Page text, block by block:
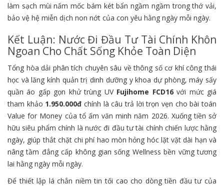
làm sạch mùi nấm mốc bám két bẩn ngầm ngầm trong thớ vải,
bảo vệ hệ miễn dịch non nớt của con yêu hằng ngày mỗi ngày.
Kết Luận: Nước Đi Đầu Tư Tài Chính Khôn
Ngoan Cho Chất Sống Khỏe Toàn Diện
Tổng hòa dải phân tích chuyên sâu về thông số cơ khí công thái
học và lăng kính quản trị dinh dưỡng y khoa dự phòng, máy sấy
quần áo gấp gọn khử trùng UV Fujihome FCD16với mức giá
tham khảo 1.950.000đ chính là câu trả lời trọn vẹn cho bài toán
Value for Money của tổ ấm văn minh năm 2026. Xuống tiền sở
hữu siêu phẩm chính là nước đi đầu tư tài chính chiến lược hằng
ngày, giúp thắt chặt chi phí hao mòn hỏng hóc lặt vặt dài hạn và
nâng tầm đẳng cấp không gian sống Wellness bền vững tương
lai hằng ngày mỗi ngày.
Để thiết lập lá chắn niềm tin tối cao cho dòng tiền đầu tư của